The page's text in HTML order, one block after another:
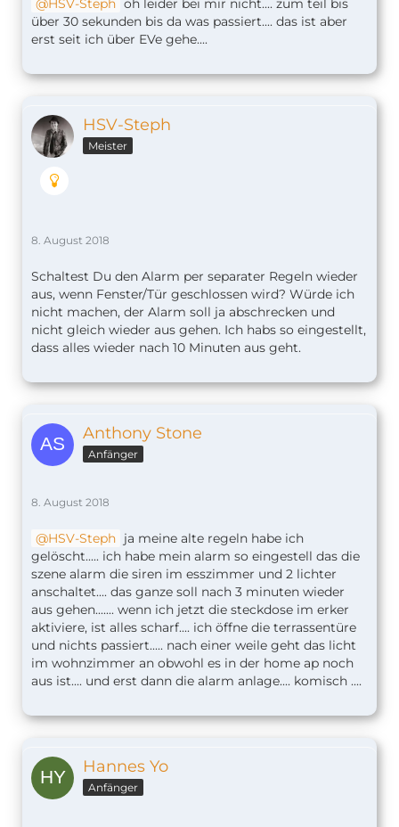
HSV-Steph oh leider bei mir nicht.... zum teil bis
über 30 sekunden bis da was passiert.... das ist aber
erst seit ich über EVe gehe....
HSV-Steph
Meister
8. August 2018
Schaltest Du den Alarm per separater Regeln wieder
aus, wenn Fenster/Tür geschlossen wird? Würde ich
nicht machen, der Alarm soll ja abschrecken und
nicht gleich wieder aus gehen. Ich habs so eingestellt,
dass alles wieder nach 10 Minuten aus geht.
Anthony Stone
Anfänger
8. August 2018
HSV-Steph ja meine alte regeln habe ich
gelöscht..... ich habe mein alarm so eingestell das die
szene alarm die siren im esszimmer und 2 lichter
anschaltet.... das ganze soll nach 3 minuten wieder
aus gehen....... wenn ich jetzt die steckdose im erker
aktiviere, ist alles scharf.... ich öffne die terrassentüre
und nichts passiert..... nach einer weile geht das licht
im wohnzimmer an obwohl es in der home ap noch
aus ist.... und erst dann die alarm anlage.... komisch ....
Hannes Yo
Anfänger